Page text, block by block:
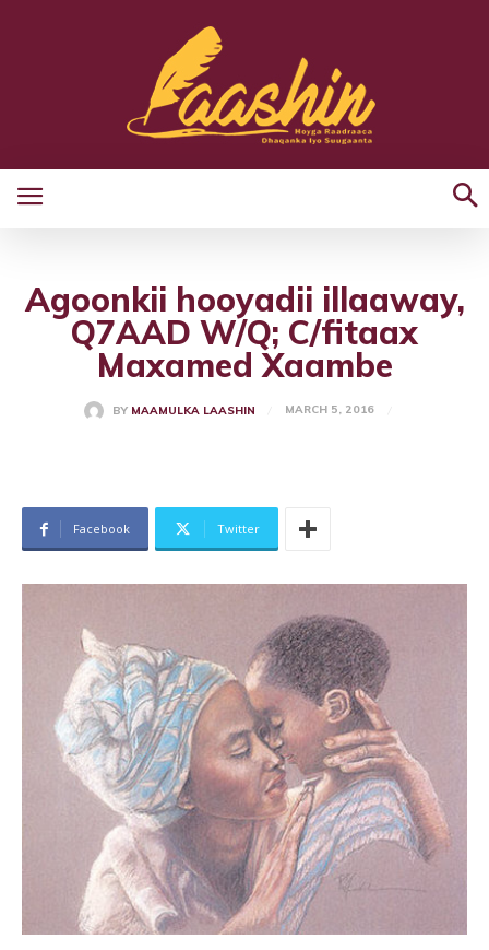
Agoonkii hooyadii illaaway,
Q7AAD W/Q; C/fitaax
Maxamed Xaambe
BY MAAMULKA LAASHIN MARCH 5, 2016
Facebook Twitter